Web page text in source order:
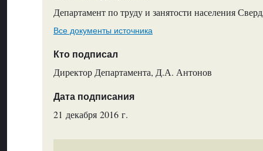
Департамент по труду и занятости населения
Все документы источника
Кто подписал
Директор Департамента, Д.А. Антонов
Дата подписания
21 декабря 2016 г.